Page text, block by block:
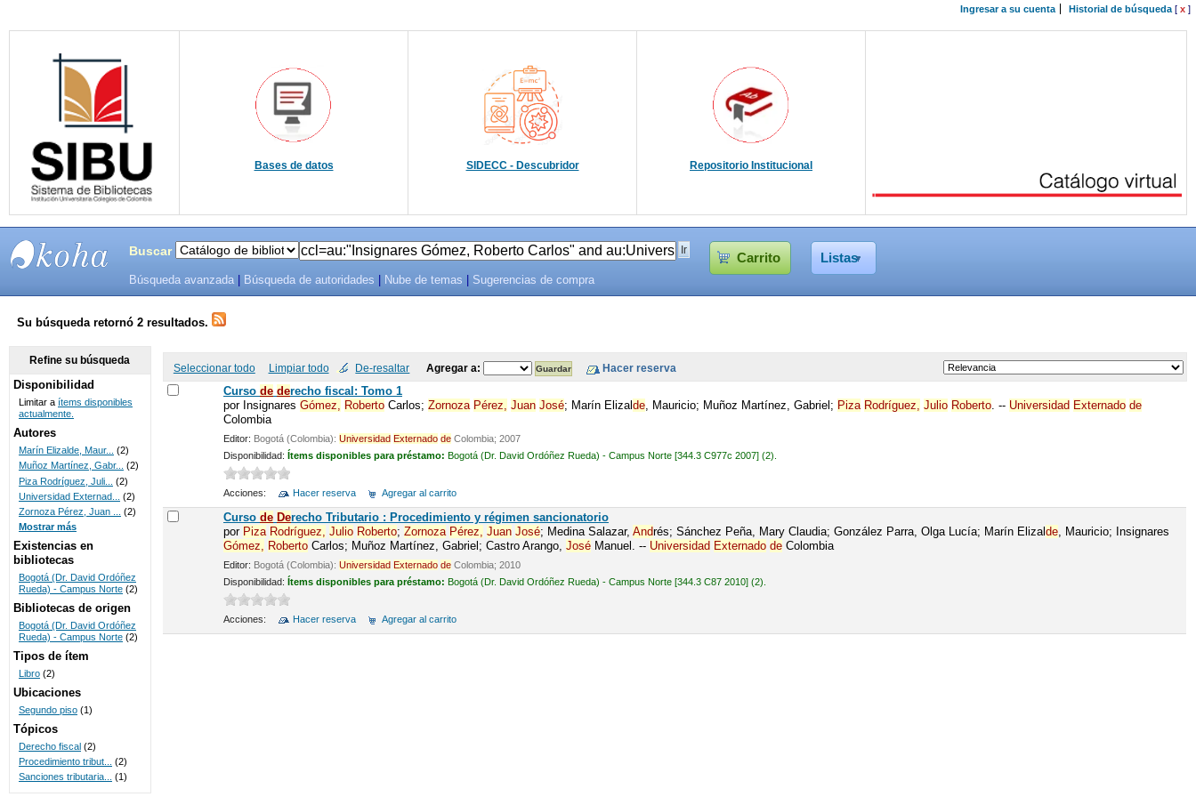
Ingresar a su cuenta Historial de búsqueda[ x ]
Bases de datos SIDECC - Descubridor Repositorio Institucional
SISTEMAS
DE
BIBLIOTECAS
UNICOC
Buscar Carrito Listas
Búsqueda avanzada Búsqueda de autoridades Nube de temas Sugerencias de compra
Su búsqueda retornó 2 resultados.
Seleccionar todo Limpiar todo De-resaltar Agregar a:
Curso de derecho fiscal: Tomo 1
por Insignares Gómez, RobertoCarlos; Zornoza Pérez, Juan José; Marín Elizalde, Mauricio; Muñoz Martínez, Gabriel; Piza Rodríguez, Julio Roberto. -- Universidad Externado de
Colombia
Editor: Bogotá (Colombia): Universidad Externado deColombia; 2007
Disponibilidad: Ítems disponibles para préstamo: Bogotá (Dr. David Ordóñez Rueda) - Campus Norte [344.3 C977c 2007] (2).
Acciones: Hacer reserva Agregar al carrito
Curso de Derecho Tributario : Procedimiento y régimen sancionatorio
por Piza Rodríguez, Julio Roberto; Zornoza Pérez, Juan José; Medina Salazar, Andrés; Sánchez Peña, Mary Claudia; González Parra, Olga Lucía; Marín Elizalde, Mauricio; Insignares
Gómez,
RobertoCarlos; Muñoz Martínez, Gabriel; Castro Arango, JoséManuel. -- Universidad Externado deColombia
Editor: Bogotá (Colombia): Universidad Externado deColombia; 2010
Disponibilidad: Ítems disponibles para préstamo: Bogotá (Dr. David Ordóñez Rueda) - Campus Norte [344.3 C87 2010] (2).
Acciones: Hacer reserva Agregar al carrito
Refine su búsqueda
Disponibilidad
Limitar a ítems disponibles
actualmente.
Autores
Marín Elizalde, Maur...
(2)
Muñoz Martínez, Gabr... (2)
Piza Rodríguez, Juli...
(2)
Universidad Externad...
(2)
Zornoza Pérez, Juan ...
(2)
Mostrar más
Existencias en
bibliotecas
Bogotá (Dr. David Ordóñez
Rueda) - Campus Norte (2)
Bibliotecas de origen
Bogotá (Dr. David Ordóñez
Rueda) - Campus Norte (2)
Tipos de ítem
Libro (2)
Ubicaciones
Segundo piso (1)
Tópicos
Derecho fiscal (2)
Procedimiento tribut...
(2)
Sanciones tributaria... (1)